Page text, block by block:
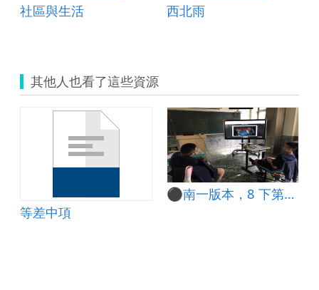
社區與生活
西北雨
其他人也看了這些資源
等差中項
⚫南一版本，8 下第一章 等差數列